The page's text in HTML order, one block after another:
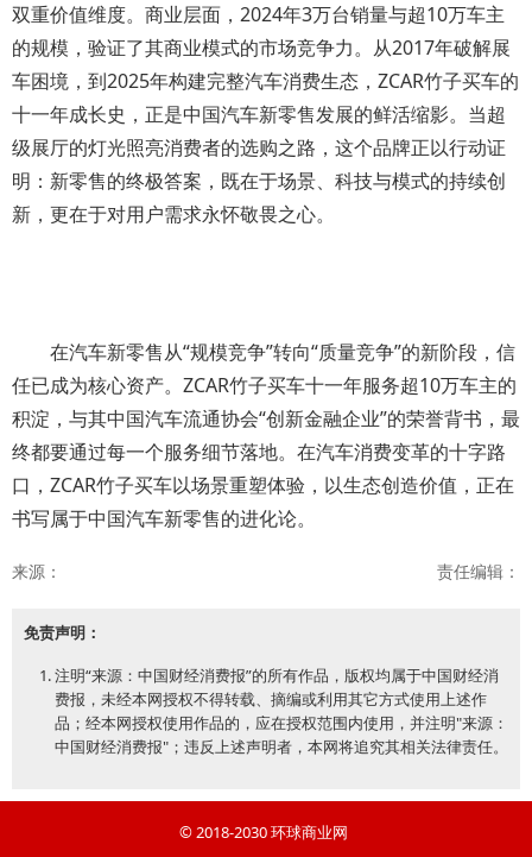
双重价值维度。商业层面，2024年3万台销量与超10万车主
的规模，验证了其商业模式的市场竞争力。从2017年破解展
车困境，到2025年构建完整汽车消费生态，ZCAR竹子买车的
十一年成长史，正是中国汽车新零售发展的鲜活缩影。当超
级展厅的灯光照亮消费者的选购之路，这个品牌正以行动证
明：新零售的终极答案，既在于场景、科技与模式的持续创
新，更在于对用户需求永怀敬畏之心。
在汽车新零售从“规模竞争”转向“质量竞争”的新阶段，信
任已成为核心资产。ZCAR竹子买车十一年服务超10万车主的
积淀，与其中国汽车流通协会“创新金融企业”的荣誉背书，最
终都要通过每一个服务细节落地。在汽车消费变革的十字路
口，ZCAR竹子买车以场景重塑体验，以生态创造价值，正在
书写属于中国汽车新零售的进化论。
来源： 责任编辑：
免责声明：
注明“来源：中国财经消费报”的所有作品，版权均属于中国财经消
费报，未经本网授权不得转载、摘编或利用其它方式使用上述作
品；经本网授权使用作品的，应在授权范围内使用，并注明"来源：
中国财经消费报"；违反上述声明者，本网将追究其相关法律责任。
© 2018-2030环球商业网